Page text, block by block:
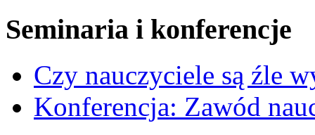
Seminaria i konferencje
Czy nauczyciele są źle
Konferencja: Zawód